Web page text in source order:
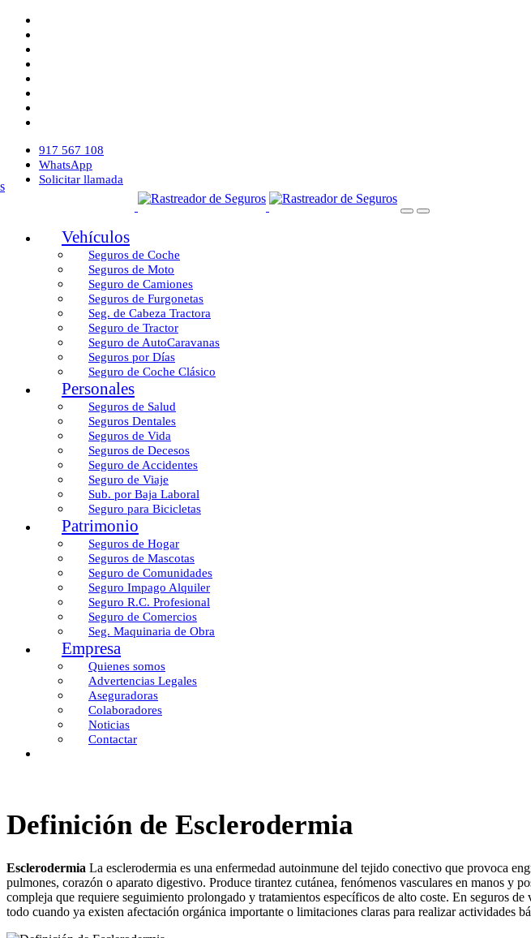
917 567 108
WhatsApp
Solicitar llamada
Vehículos
Seguros de Coche
Seguros de Moto
Seguro de Camiones
Seguros de Furgonetas
Seg. de Cabeza Tractora
Seguro de Tractor
Seguro de AutoCaravanas
Seguros por Días
Seguro de Coche Clásico
Personales
Seguros de Salud
Seguros Dentales
Seguros de Vida
Seguros de Decesos
Seguro de Accidentes
Seguro de Viaje
Sub. por Baja Laboral
Seguro para Bicicletas
Patrimonio
Seguros de Hogar
Seguros de Mascotas
Seguro de Comunidades
Seguro Impago Alquiler
Seguro R.C. Profesional
Seguro de Comercios
Seg. Maquinaria de Obra
Empresa
Quienes somos
Advertencias Legales
Aseguradoras
Colaboradores
Noticias
Contactar
Definición de Esclerodermia
Esclerodermia La esclerodermia es una enfermedad autoinmune del tejido conectivo que provoca
pulmones, corazón o aparato digestivo. Produce tirantez cutánea, fenómenos vasculares en manos y
compleja que requiere seguimiento prolongado y tratamientos específicos de alto coste. En seguros
todo cuando ya existen afectación orgánica importante o limitaciones claras para realizar actividades